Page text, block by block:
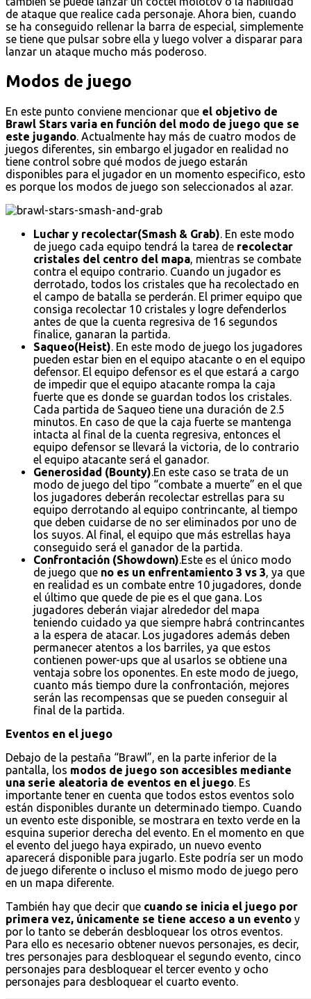
de ataque que realice cada personaje. Ahora bien, cuando
se ha conseguido rellenar la barra de especial, simplemente
se tiene que pulsar sobre ella y luego volver a disparar para
lanzar un ataque mucho más poderoso.
Modos de juego
En este punto conviene mencionar que el objetivo de
Brawl Stars varia en función del modo de juego que se
este jugando. Actualmente hay más de cuatro modos de
juegos diferentes, sin embargo el jugador en realidad no
tiene control sobre qué modos de juego estarán
disponibles para el jugador en un momento especifico, esto
es porque los modos de juego son seleccionados al azar.
Luchar y recolectar(Smash & Grab). En este modo
de juego cada equipo tendrá la tarea de recolectar
cristales del centro del mapa, mientras se combate
contra el equipo contrario. Cuando un jugador es
derrotado, todos los cristales que ha recolectado en
el campo de batalla se perderán. El primer equipo que
consiga recolectar 10 cristales y logre defenderlos
antes de que la cuenta regresiva de 16 segundos
finalice, ganaran la partida.
Saqueo(Heist). En este modo de juego los jugadores
pueden estar bien en el equipo atacante o en el equipo
defensor. El equipo defensor es el que estará a cargo
de impedir que el equipo atacante rompa la caja
fuerte que es donde se guardan todos los cristales.
Cada partida de Saqueo tiene una duración de 2.5
minutos. En caso de que la caja fuerte se mantenga
intacta al final de la cuenta regresiva, entonces el
equipo defensor se llevará la victoria, de lo contrario
el equipo atacante será el ganador.
Generosidad (Bounty).En este caso se trata de un
modo de juego del tipo “combate a muerte” en el que
los jugadores deberán recolectar estrellas para su
equipo derrotando al equipo contrincante, al tiempo
que deben cuidarse de no ser eliminados por uno de
los suyos. Al final, el equipo que más estrellas haya
conseguido será el ganador de la partida.
Confrontación (Showdown).Este es el único modo
de juego que no es un enfrentamiento 3 vs 3, ya que
en realidad es un combate entre 10 jugadores, donde
el último que quede de pie es el que gana. Los
jugadores deberán viajar alrededor del mapa
teniendo cuidado ya que siempre habrá contrincantes
a la espera de atacar. Los jugadores además deben
permanecer atentos a los barriles, ya que estos
contienen power-ups que al usarlos se obtiene una
ventaja sobre los oponentes. En este modo de juego,
cuanto más tiempo dure la confrontación, mejores
serán las recompensas que se pueden conseguir al
final de la partida.
Eventos en el juego
Debajo de la pestaña “Brawl”, en la parte inferior de la
pantalla, los modos de juego son accesibles mediante
una serie aleatoria de eventos en el juego. Es
importante tener en cuenta que todos estos eventos solo
están disponibles durante un determinado tiempo. Cuando
un evento este disponible, se mostrara en texto verde en la
esquina superior derecha del evento. En el momento en que
el evento del juego haya expirado, un nuevo evento
aparecerá disponible para jugarlo. Este podría ser un modo
de juego diferente o incluso el mismo modo de juego pero
en un mapa diferente.
También hay que decir que cuando se inicia el juego por
primera vez, únicamente se tiene acceso a un evento y
por lo tanto se deberán desbloquear los otros eventos.
Para ello es necesario obtener nuevos personajes, es decir,
tres personajes para desbloquear el segundo evento, cinco
personajes para desbloquear el tercer evento y ocho
personajes para desbloquear el cuarto evento.